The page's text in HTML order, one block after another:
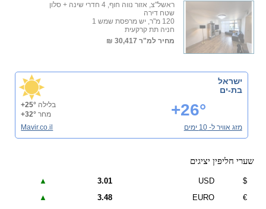
ראשל"צ, אזור נווה חוף, 4 חדרי שינה + סלון
שטח דירה
120 מ"ר, יש מרפסת שמש 1
חניה תת קרקעית
מחיר למ"ר 30,417 ₪
ישראל
בת-ים
+26° בלילה +25°
מחר +32°
מזג אוויר ל- 10 ימים
Mavir.co.il
שערי חליפין יציגים
$
USD
3.01
▲
€
EURO
3.48
▲